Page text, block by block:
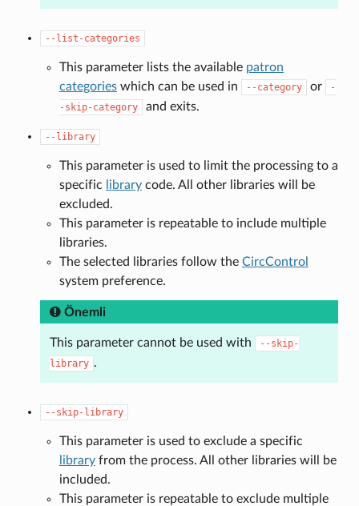
--list-categories
This parameter lists the available patron
categorieswhich can be used in --category or
-
-skip-category
and exits.
--library
This parameter is used to limit the processing to a
specific
librarycode. All other libraries will be
excluded.
This parameter is repeatable to include multiple
libraries.
The selected libraries follow the CircControl
system preference.
Önemli
This parameter cannot be used with
--skip-
library .
--skip-library
This parameter is used to exclude a specific
libraryfrom the process. All other libraries will be
included.
This parameter is repeatable to exclude multiple